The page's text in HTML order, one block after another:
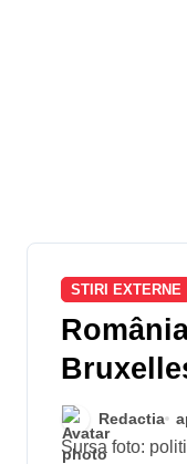
STIRI EXTERNE
politică
Redactia
Sursa foto: politico.eu/Getty Images România a